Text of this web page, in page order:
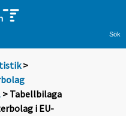
Sök
>
> Tabellbilaga
i EU-